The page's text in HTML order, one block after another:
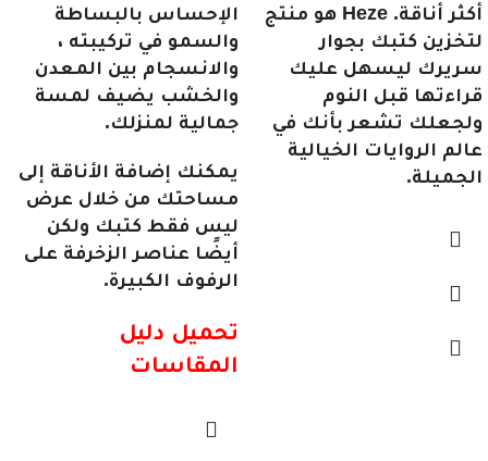
أكثر أناقة. Heze هو منتج
لتخزين كتبك بجوار
سريرك ليسهل عليك
قراءتها قبل النوم
ولجعلك تشعر بأنك في
عالم الروايات الخيالية
الجميلة.
الإحساس بالبساطة
والسمو في تركيبته ،
والانسجام بين المعدن
والخشب يضيف لمسة
جمالية لمنزلك.
يمكنك إضافة الأناقة إلى
مساحتك من خلال عرض
ليس فقط كتبك ولكن
أيضًا عناصر الزخرفة على
الرفوف الكبيرة.
تحميل دليل
المقاسات